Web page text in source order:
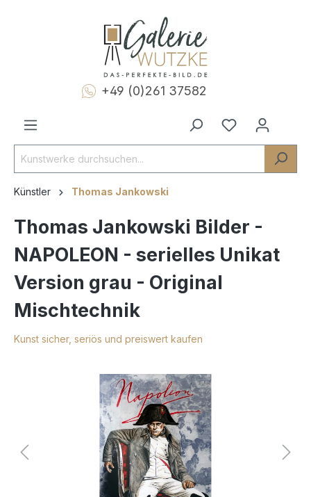
+49 (0)261 37582
Künstler Thomas Jankowski
Thomas Jankowski Bilder -
NAPOLEON - serielles Unikat
Version grau - Original
Mischtechnik
Kunst sicher, seriös und preiswert kaufen